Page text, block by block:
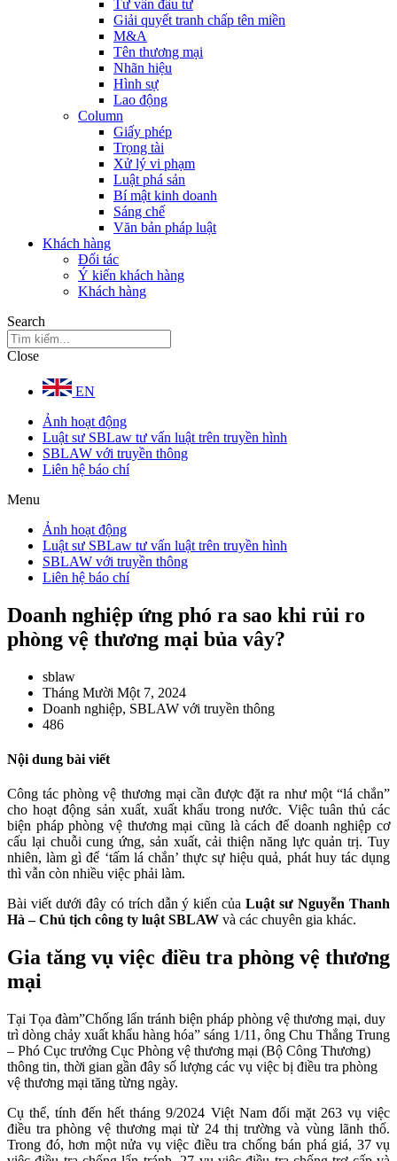
Tư vấn đầu tư
Giải quyết tranh chấp tên miền
M&A
Tên thương mại
Nhãn hiệu
Hình sự
Lao động
Column
Giấy phép
Trọng tài
Xử lý vi phạm
Luật phá sản
Bí mật kinh doanh
Sáng chế
Văn bản pháp luật
Khách hàng
Đối tác
Ý kiến khách hàng
Khách hàng
Search
Close
EN
Ảnh hoạt động
Luật sư SBLaw tư vấn luật trên truyền hình
SBLAW với truyền thông
Liên hệ báo chí
Menu
Ảnh hoạt động
Luật sư SBLaw tư vấn luật trên truyền hình
SBLAW với truyền thông
Liên hệ báo chí
Doanh nghiệp ứng phó ra sao khi rủi ro
phòng vệ thương mại bủa vây?
sblaw
Tháng Mười Một 7, 2024
Doanh nghiệp, SBLAW với truyền thông
486
Nội dung bài viết
Công tác phòng vệ thương mại cần được đặt ra như một “lá chắn”
cho hoạt động sản xuất, xuất khẩu trong nước. Việc tuân thủ các
biện pháp phòng vệ thương mại cũng là cách để doanh nghiệp cơ
cấu lại chuỗi cung ứng, sản xuất, cải thiện năng lực quản trị. Tuy
nhiên, làm gì để ‘tấm lá chắn’ thực sự hiệu quả, phát huy tác dụng
thì vẫn còn nhiều việc phải làm.
Bài viết dưới đây có trích dẫn ý kiến củaLuật sư Nguyễn Thanh
Hà – Chủ tịch công ty luật SBLAW và các chuyên gia khác.
Gia tăng vụ việc điều tra phòng vệ thương
mại
Tại Tọa đàm”Chống lẩn tránh biện pháp phòng vệ thương mại, duy
trì dòng chảy xuất khẩu hàng hóa” sáng 1/11, ông Chu Thắng Trung
– Phó Cục trưởng Cục Phòng vệ thương mại (Bộ Công Thương)
thông tin, thời gian gần đây số lượng các vụ việc bị điều tra phòng
vệ thương mại tăng từng ngày.
Cụ thể, tính đến hết tháng 9/2024 Việt Nam đối mặt 263 vụ việc
điều tra phòng vệ thương mại từ 24 thị trường và vùng lãnh thổ.
Trong đó, hơn một nửa vụ việc điều tra chống bán phá giá, 37 vụ